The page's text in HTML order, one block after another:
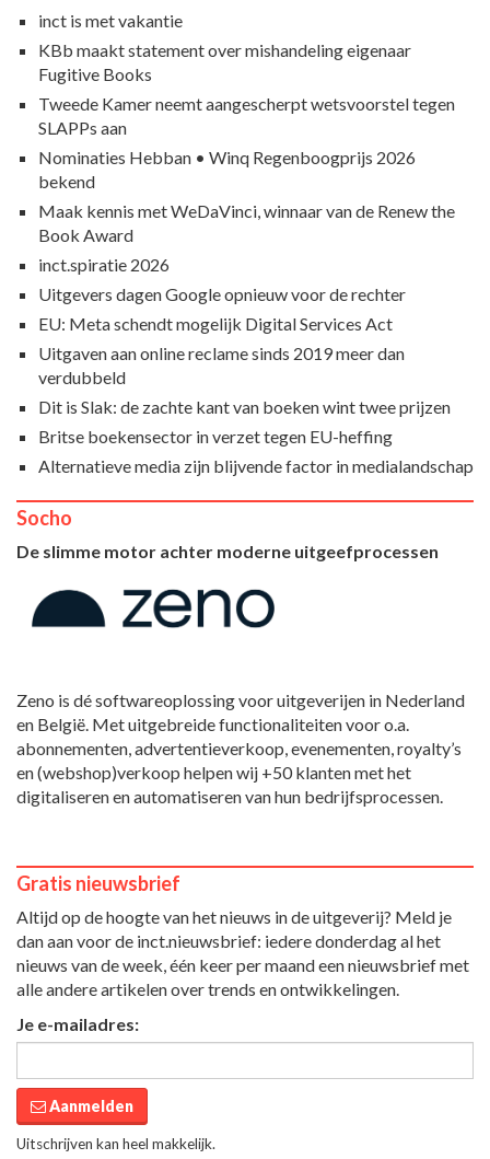
inct is met vakantie
KBb maakt statement over mishandeling eigenaar
Fugitive Books
Tweede Kamer neemt aangescherpt wetsvoorstel tegen
SLAPPs aan
Nominaties Hebban • Winq Regenboogprijs 2026
bekend
Maak kennis met WeDaVinci, winnaar van de Renew the
Book Award
inct.spiratie 2026
Uitgevers dagen Google opnieuw voor de rechter
EU: Meta schendt mogelijk Digital Services Act
Uitgaven aan online reclame sinds 2019 meer dan
verdubbeld
Dit is Slak: de zachte kant van boeken wint twee prijzen
Britse boekensector in verzet tegen EU-heffing
Alternatieve media zijn blijvende factor in medialandschap
Socho
De slimme motor achter moderne uitgeefprocessen
Zeno is dé softwareoplossing voor uitgeverijen in Nederland
en België. Met uitgebreide functionaliteiten voor o.a.
abonnementen, advertentieverkoop, evenementen, royalty’s
en (webshop)verkoop helpen wij +50 klanten met het
digitaliseren en automatiseren van hun bedrijfsprocessen.
Gratis nieuwsbrief
Altijd op de hoogte van het nieuws in de uitgeverij? Meld je
dan aan voor de inct.nieuwsbrief: iedere donderdag al het
nieuws van de week, één keer per maand een nieuwsbrief met
alle andere artikelen over trends en ontwikkelingen.
Je e-mailadres:
Aanmelden
Uitschrijven kan heel makkelijk.